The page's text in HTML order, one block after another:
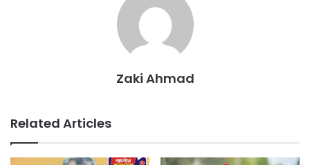
Zaki Ahmad
Related Articles